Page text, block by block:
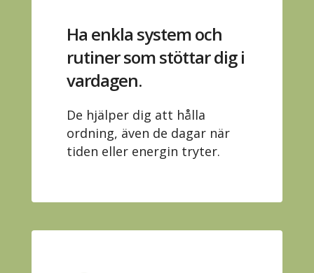
Ha enkla system och
rutiner som stöttar dig i
vardagen.
De hjälper dig att hålla
ordning, även de dagar när
tiden eller energin tryter.